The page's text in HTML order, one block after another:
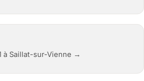
à Saillat-sur-Vienne →